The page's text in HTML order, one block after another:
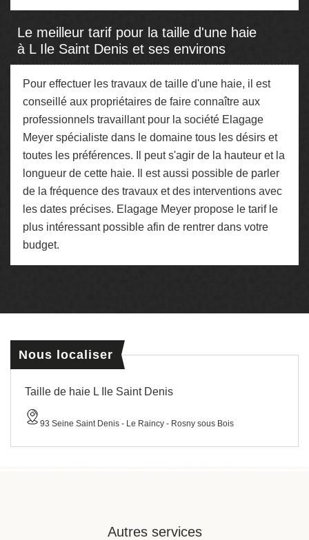
Le meilleur tarif pour la taille d'une haie
à L Ile Saint Denis et ses environs
Pour effectuer les travaux de taille d'une haie, il est
conseillé aux propriétaires de faire connaître aux
professionnels travaillant pour la société Elagage
Meyer spécialiste dans le domaine tous les désirs et
toutes les préférences. Il peut s'agir de la hauteur et la
longueur de cette haie. Il est aussi possible de parler
de la fréquence des travaux et des interventions avec
les dates précises. Elagage Meyer propose le tarif le
plus intéressant possible afin de rentrer dans votre
budget.
Nous localiser
Taille de haie L Ile Saint Denis
93 Seine Saint Denis - Le Raincy - Rosny sous Bois
Autres services